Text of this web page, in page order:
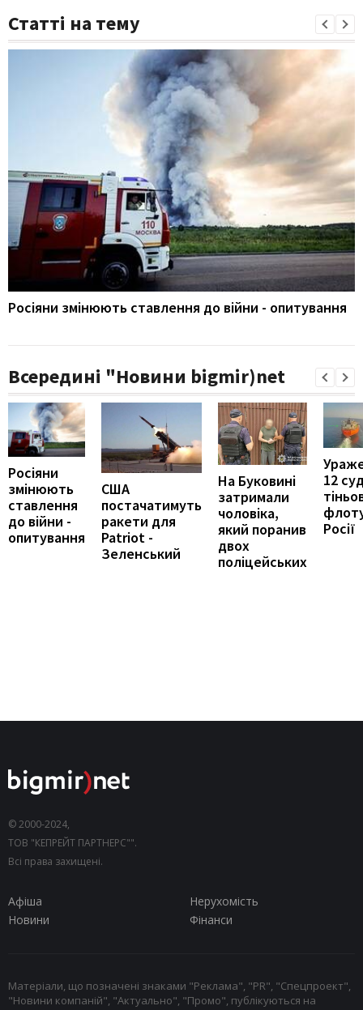
Статті на тему
Росіяни змінюють ставлення до війни - опитування
Всередині "Новини bigmir)net
Росіяни
змінюють
ставлення
до війни -
опитування
США
постачатимуть
ракети для
Patriot -
Зеленський
На Буковині
затримали
чоловіка,
який поранив
двох
поліцейських
12
Росії
© 2000-2024,
ТОВ "КЕПРЕЙТ ПАРТНЕРС"".
Всі права захищені.
Афіша
Нерухомість
Новини
Фінанси
Матеріали, що позначені знаками "Реклама", "PR", "Спецпроект",
"Новини компаній", "Актуально", "Промо", публікуються на